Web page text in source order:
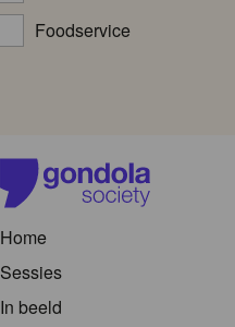
Foodservice
Home
Sessies
In beeld